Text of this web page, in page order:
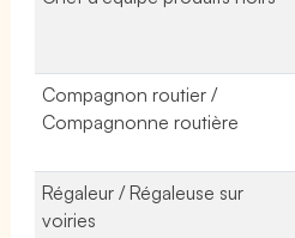
Compagnon routier /
Compagnonne routière
Régaleur / Régaleuse sur
voiries